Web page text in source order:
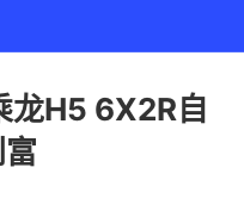
龙H5 6X2R自